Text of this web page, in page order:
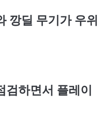
깡딜 무기가 우위
하면서 플레이